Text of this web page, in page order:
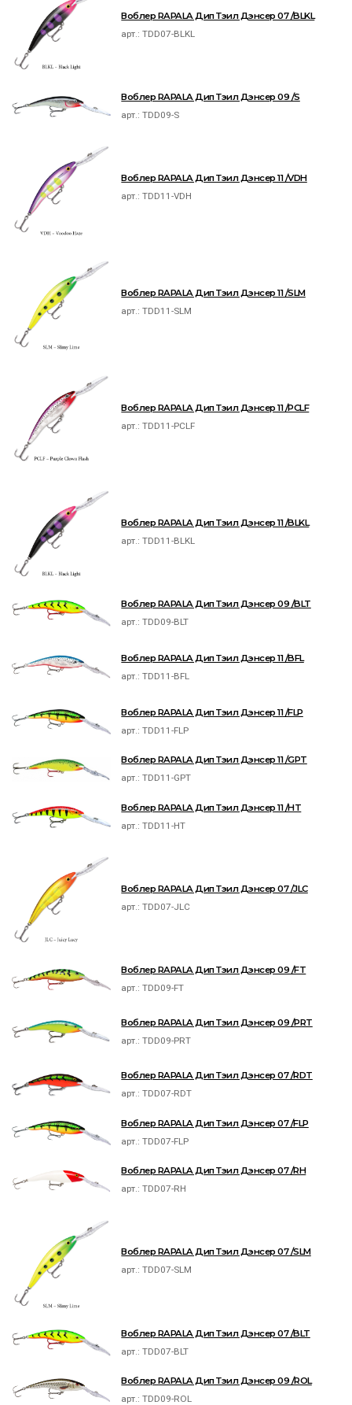
Воблер RAPALA Дип Тэил Дэнсер 07 /BLKL
арт.:TDD07-BLKL
Воблер RAPALA Дип Тэил Дэнсер 09 /S
арт.:TDD09-S
Воблер RAPALA Дип Тэил Дэнсер 11 /VDH
арт.:TDD11-VDH
Воблер RAPALA Дип Тэил Дэнсер 11 /SLM
арт.:TDD11-SLM
Воблер RAPALA Дип Тэил Дэнсер 11 /PCLF
арт.:TDD11-PCLF
Воблер RAPALA Дип Тэил Дэнсер 11 /BLKL
арт.:TDD11-BLKL
Воблер RAPALA Дип Тэил Дэнсер 09 /BLT
арт.:TDD09-BLT
Воблер RAPALA Дип Тэил Дэнсер 11 /BFL
арт.:TDD11-BFL
Воблер RAPALA Дип Тэил Дэнсер 11 /FLP
арт.:TDD11-FLP
Воблер RAPALA Дип Тэил Дэнсер 11 /GPT
арт.:TDD11-GPT
Воблер RAPALA Дип Тэил Дэнсер 11 /HT
арт.:TDD11-HT
Воблер RAPALA Дип Тэил Дэнсер 07 /JLC
арт.:TDD07-JLC
Воблер RAPALA Дип Тэил Дэнсер 09 /FT
арт.:TDD09-FT
Воблер RAPALA Дип Тэил Дэнсер 09 /PRT
арт.:TDD09-PRT
Воблер RAPALA Дип Тэил Дэнсер 07 /RDT
арт.:TDD07-RDT
Воблер RAPALA Дип Тэил Дэнсер 07 /FLP
арт.:TDD07-FLP
Воблер RAPALA Дип Тэил Дэнсер 07 /RH
арт.:TDD07-RH
Воблер RAPALA Дип Тэил Дэнсер 07 /SLM
арт.:TDD07-SLM
Воблер RAPALA Дип Тэил Дэнсер 07 /BLT
арт.:TDD07-BLT
Воблер RAPALA Дип Тэил Дэнсер 09 /ROL
арт.:TDD09-ROL